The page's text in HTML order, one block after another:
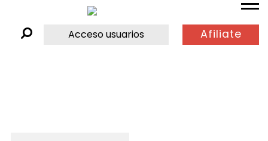
Acceso usuarios Afiliate